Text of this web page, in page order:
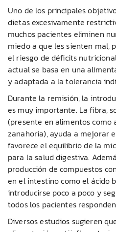
Uno de los principales
dietas excesivamente
muchos pacientes eliminen
miedo a que les sienten mal,
el riesgo de déficits
actual se basa en una
y adaptada a la tolerancia
Durante la remisión, la
es muy importante. La fibra,
(presente en alimentos como
zanahoria), ayuda a mejorar
favorece el equilibrio de la
para la salud digestiva.
producción de compuestos
en el intestino como el ácido
introducirse poco a poco y
todos los pacientes
Diversos estudios sugieren